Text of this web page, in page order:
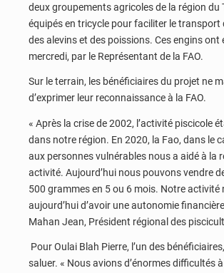
deux groupements agricoles de la région du
équipés en tricycle pour faciliter le transport
des alevins et des poissions. Ces engins ont
mercredi, par le Représentant de la FAO.
Sur le terrain, les bénéficiaires du projet ne
d’exprimer leur reconnaissance à la FAO.
« Après la crise de 2002, l’activité piscicole
dans notre région. En 2020, la Fao, dans le
aux personnes vulnérables nous a aidé à la
activité. Aujourd’hui nous pouvons vendre
500 grammes en 5 ou 6 mois. Notre activité
aujourd’hui d’avoir une autonomie
Mahan Jean, Président régional des
Pour Oulai Blah Pierre, l’un des
saluer. « Nous avions d’énormes difficultés à